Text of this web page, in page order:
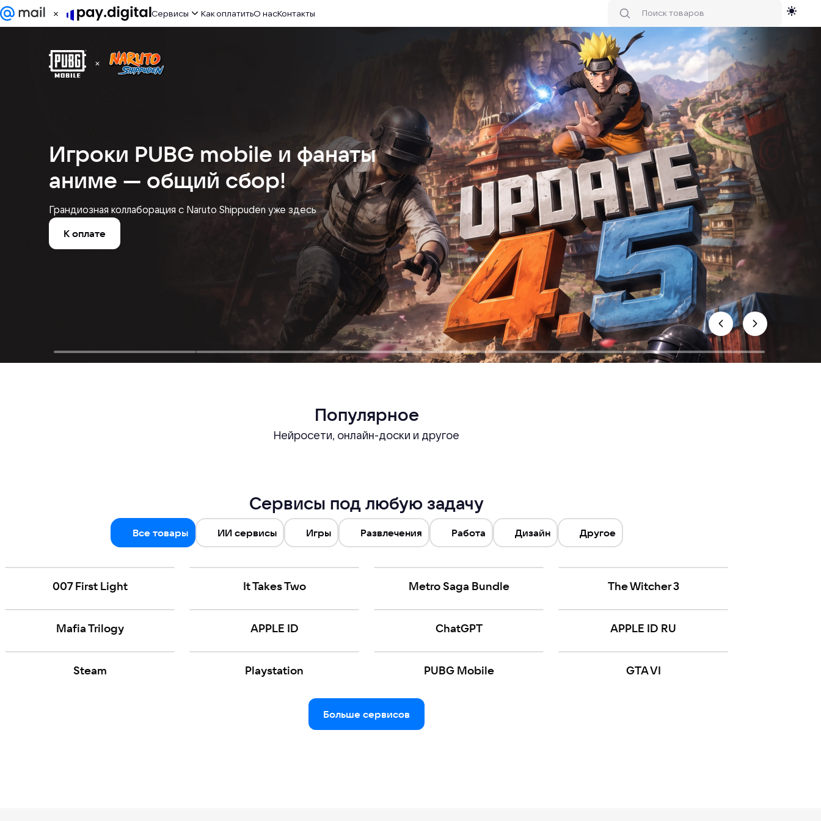
Сервисы
Дизайн
Другое
Как оплатитьО насКонтакты
Игроки PUBG mobile и фанаты
аниме — общий сбор!
Грандиозная коллаборация с Naruto Shippuden уже здесь
К оплате
Популярное
Нейросети, онлайн-доски и другое
Сервисы под любую задачу
Все товары ИИ сервисы Игры Развлечения Работа Дизайн Другое
007 First Light It Takes Two Metro Saga Bundle The Witcher 3
Mafia Trilogy APPLE ID ChatGPT APPLE ID RU
Steam Playstation PUBG Mobile GTA VI
Больше сервисов